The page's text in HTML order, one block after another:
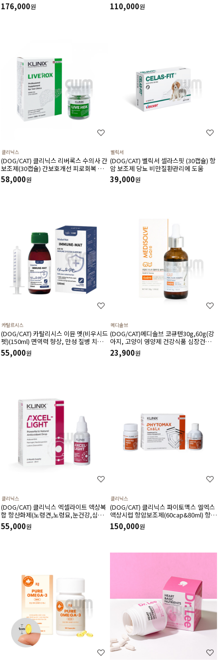
176,000원 110,000원
클리닉스
(DOG/CAT) 클리닉스 리버록스 수의사 간
보조제(30캡슐) 간보호개선 피로회복 스
트레스완화 항산화에 도움
58,000원
벨릭서
(DOG/CAT) 벨릭서 셀라스핏 (30캡슐) 항
암 보조제 당뇨 비만질환관리에 도움
39,000원
카탈르시스
(DOG/CAT) 카탈리시스 이뮨 멧(비우시드
펫)(150ml) 면역력 향상, 만성 질병 치료,
간 건강, 수술 후 회복 촉진, 산화스트레스
해소에 도움
55,000원
메디솔브
(DOG/CAT)메디솔브 코큐텐30g,60g(강
아지, 고양이 영양제 건강식품 심장건강
강아지기관지협착증 항산화제)할인제외
상품
23,900원
클리닉스
(DOG/CAT) 클리닉스 엑셀라이트 액상복
합 항산화제(노령견,노령묘,눈건강,심혈
관계,염증,알러지) 28ml
55,000원
클리닉스
(DOG/CAT) 클리닉스 파이토맥스 엘엑스
액상시럽 항암보조제(60cap&80ml) 항암
치료시 시너지효과
150,000원